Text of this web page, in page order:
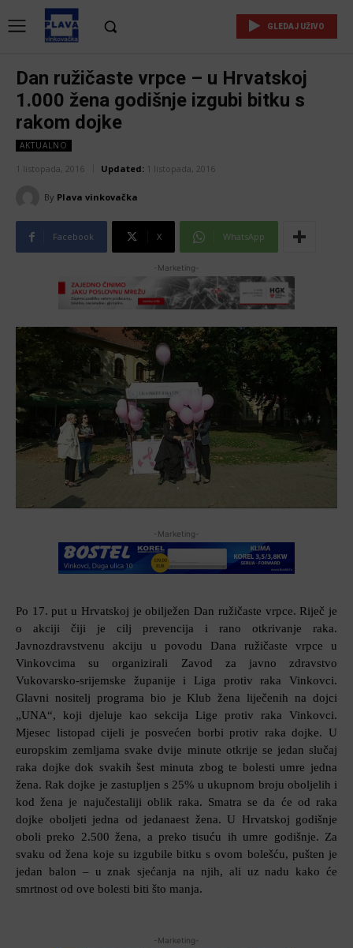
GLEDAJ UŽIVO
Dan ružičaste vrpce – u Hrvatskoj
1.000 žena godišnje izgubi bitku s
rakom dojke
AKTUALNO
1 listopada, 2016 Updated: 1 listopada, 2016
By Plava vinkovačka
Facebook X WhatsApp
-Marketing-
-Marketing-
Po 17. put u Hrvatskoj je obilježen Dan ružičaste vrpce. Riječ je
o akciji čiji je cilj prevencija i rano otkrivanje raka.
Javnozdravstvenu akciju u povodu Dana ružičaste vrpce u
Vinkovcima su organizirali Zavod za javno zdravstvo
Vukovarsko-srijemske županije i Liga protiv raka Vinkovci.
Glavni nositelj programa bio je Klub žena liječenih na dojci
„UNA“, koji djeluje kao sekcija Lige protiv raka Vinkovci.
Mjesec listopad cijeli je posvećen borbi protiv raka dojke. U
europskim zemljama svake dvije minute otkrije se jedan slučaj
raka dojke dok svakih šest minuta zbog te bolesti umre jedna
žena. Rak dojke je zastupljen s 25% u ukupnom broju oboljelih i
kod žena je najučestaliji oblik raka. Smatra se da će od raka
dojke oboljeti jedna od jedanaest žena. U Hrvatskoj godišnje
oboli preko 2.500 žena, a preko tisuću ih umre godišnje. Za
svaku od žena koje su izgubile bitku s ovom bolešću, pušten je
jedan balon – u znak sjećanja na njih, ali uz nadu kako će
smrtnost od ove bolesti biti što manja.
-Marketing-